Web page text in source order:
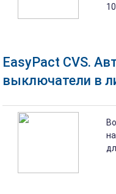
EasyPact CVS.
выключатели в